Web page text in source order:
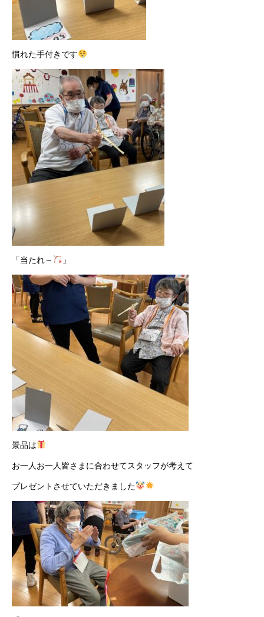
慣れた手付きです
「当たれ～ 」
景品は
お一人お一人皆さまに合わせてスタッフが考えて
プレゼントさせていただきました